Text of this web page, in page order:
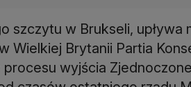
szczytu w Brukseli, upływa
Wielkiej Brytanii Partia
wyjścia